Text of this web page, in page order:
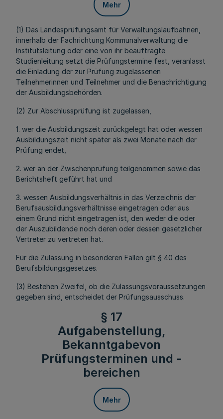
Mehr
(1) Das Landesprüfungsamt für Verwaltungslaufbahnen,
innerhalb der Fachrichtung Kommunalverwaltung die
Institutsleitung oder eine von ihr beauftragte
Studienleitung setzt die Prüfungstermine fest, veranlasst
die Einladung der zur Prüfung zugelassenen
Teilnehmerinnen und Teilnehmer und die Benachrichtigung
der Ausbildungsbehörden.
(2) Zur Abschlussprüfung ist zugelassen,
1. wer die Ausbildungszeit zurückgelegt hat oder wessen
Ausbildungszeit nicht später als zwei Monate nach der
Prüfung endet,
2. wer an der Zwischenprüfung teilgenommen sowie das
Berichtsheft geführt hat und
3. wessen Ausbildungsverhältnis in das Verzeichnis der
Berufsausbildungsverhältnisse eingetragen oder aus
einem Grund nicht eingetragen ist, den weder die oder
der Auszubildende noch deren oder dessen gesetzlicher
Vertreter zu vertreten hat.
Für die Zulassung in besonderen Fällen gilt § 40 des
Berufsbildungsgesetzes.
(3) Bestehen Zweifel, ob die Zulassungsvoraussetzungen
gegeben sind, entscheidet der Prüfungsausschuss.
§ 17
Aufgabenstellung,
Bekanntgabevon
Prüfungsterminen und -
bereichen
Mehr